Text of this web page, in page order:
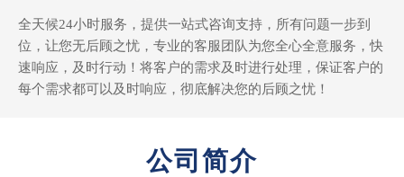
全天候24小时服务，提供一站式咨询支持，所有问题一步到
位，让您无后顾之忧，专业的客服团队为您全心全意服务，快
速响应，及时行动！将客户的需求及时进行处理，保证客户的
每个需求都可以及时响应，彻底解决您的后顾之忧！
公司简介